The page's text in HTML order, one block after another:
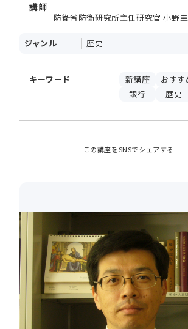
講師
防衛省防衛研究所主任研究官 小野
ジャンル 歴史
キーワード 新講座 おすす
銀行
歴史
この講座をSNSでシェアする